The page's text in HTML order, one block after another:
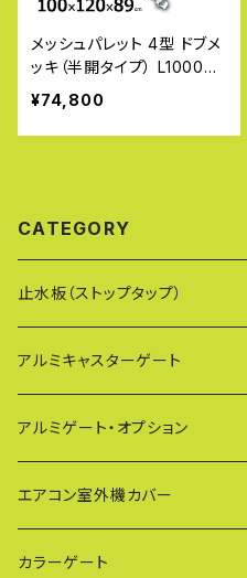
メッシュパレット 4型 ドブメ
ッキ（半開タイプ） L1000×
W1200×H890mm 網目ピ
ッチ50×50mm サビや腐食
に強いドブメッキ仕上げ
¥74,800
CATEGORY
止水板（ストップタップ）
アルミキャスターゲート
EXG（傾斜地対応アルミゲート）
PXG（EXG廉価版/傾斜地対応ア
BXGシリーズ（傾斜地対応/家庭
アルミゲート・オプション
エアコン室外機カバー
通常サイズ KB90
カラーゲート